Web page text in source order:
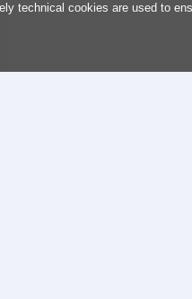
technical cookies are used to